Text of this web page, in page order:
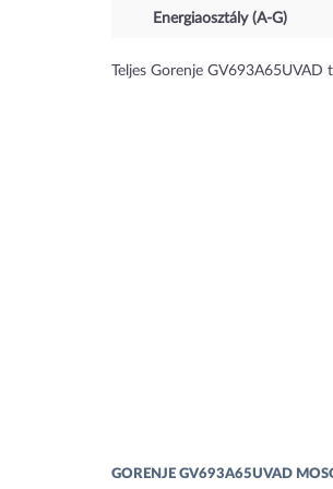
Energiaosztály (A-G)
Teljes Gorenje GV693A65UVAD
GORENJE GV693A65UVAD